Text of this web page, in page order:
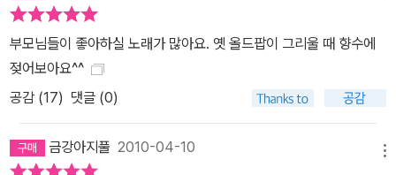
부모님들이 좋아하실 노래가 많아요. 옛 올드팝이 그리울 때 향수에
젖어보아요^^
공감 (17) 댓글 (0)
금강아지풀 2010-04-10